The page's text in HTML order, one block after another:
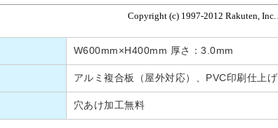
W600mm×H400mm 厚さ：3.0mm
アルミ複合板（屋外対応）、PVC印刷仕上げ
穴あけ加工無料